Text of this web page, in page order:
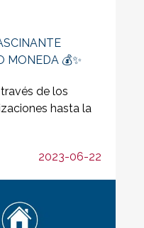
MONEDA 💰✨
de los
hasta la
2023-06-22